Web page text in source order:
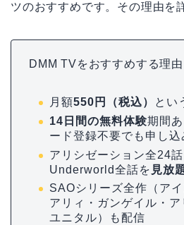
ツのおすすめです。その理由を
DMM TVをおすすめする理由
月額550円（税込）
とい
14日間の無料体験期間
ード登録不要でも申し込
アリシゼーション全24
Underworld全話を 見放
SAOシリーズ全作（ア
アリィ・ガンゲイル・ア
ユニタル）も配信